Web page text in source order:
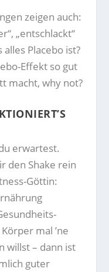
zeigen auch:
„entschlackt“
Placebo ist?
Effekt so gut
macht, why not?
erwartest.
den Shake rein
Göttin:
mal ’ne
willst – dann ist
guter